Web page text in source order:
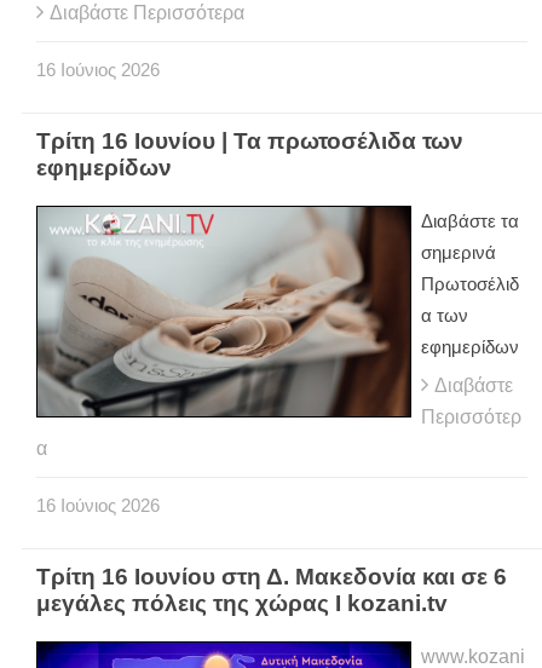
Διαβάστε Περισσότερα
16 Ιούνιος 2026
Τρίτη 16 Ιουνίου | Τα πρωτοσέλιδα των
εφημερίδων
Διαβάστε τα
σημερινά
Πρωτοσέλιδ
α των
εφημερίδων
Διαβάστε
Περισσότερ
α
16 Ιούνιος 2026
Τρίτη 16 Ιουνίου στη Δ. Μακεδονία και σε 6
μεγάλες πόλεις της χώρας Ι kozani.tv
www.kozani